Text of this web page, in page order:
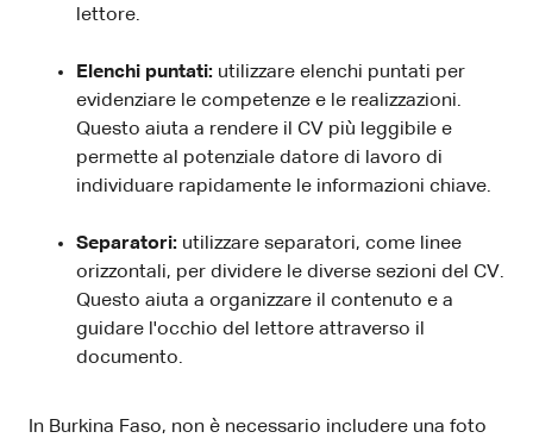
lettore.
Elenchi puntati: utilizzare elenchi puntati per
evidenziare le competenze e le realizzazioni.
Questo aiuta a rendere il CV più leggibile e
permette al potenziale datore di lavoro di
individuare rapidamente le informazioni chiave.
Separatori: utilizzare separatori, come linee
orizzontali, per dividere le diverse sezioni del CV.
Questo aiuta a organizzare il contenuto e a
guidare l'occhio del lettore attraverso il
documento.
In Burkina Faso, non è necessario includere una foto